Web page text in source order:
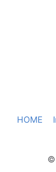
HOME
©